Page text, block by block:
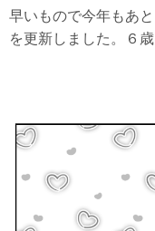
早いもので今年もあ
を更新しました。６